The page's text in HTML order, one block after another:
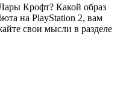
Крофт? Какой образ
на PlayStation 2, вам
свои мысли в разделе